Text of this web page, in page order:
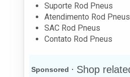
Suporte Rod Pneus
Atendimento Rod Pneus
SAC Rod Pneus
Contato Rod Pneus